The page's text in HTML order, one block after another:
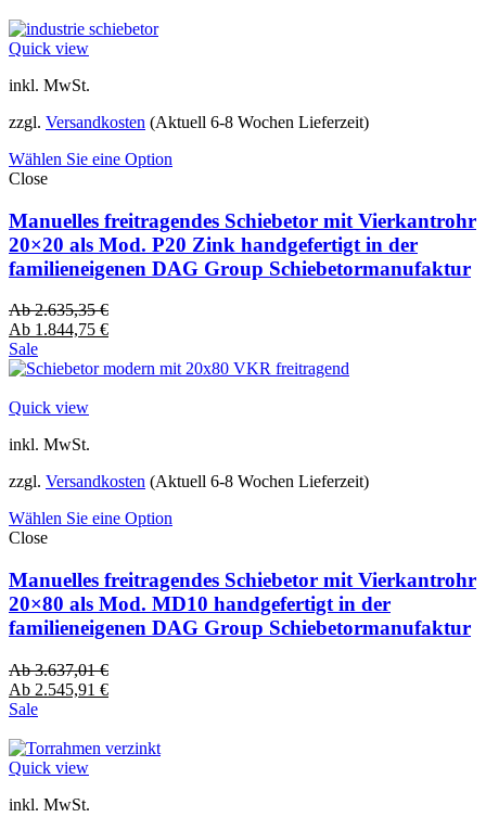
Quick view
inkl. MwSt.
zzgl. Versandkosten (Aktuell 6-8 Wochen Lieferzeit)
Wählen Sie eine Option
Close
Manuelles freitragendes Schiebetor mit Vierkantrohr
20×20 als Mod. P20 Zink handgefertigt in der
familieneigenen DAG Group Schiebetormanufaktur
Ab2.635,35€
Ab 1.844,75 €
Sale
Quick view
inkl. MwSt.
zzgl. Versandkosten (Aktuell 6-8 Wochen Lieferzeit)
Wählen Sie eine Option
Close
Manuelles freitragendes Schiebetor mit Vierkantrohr
20×80 als Mod. MD10 handgefertigt in der
familieneigenen DAG Group Schiebetormanufaktur
Ab3.637,01€
Ab 2.545,91 €
Sale
Quick view
inkl. MwSt.